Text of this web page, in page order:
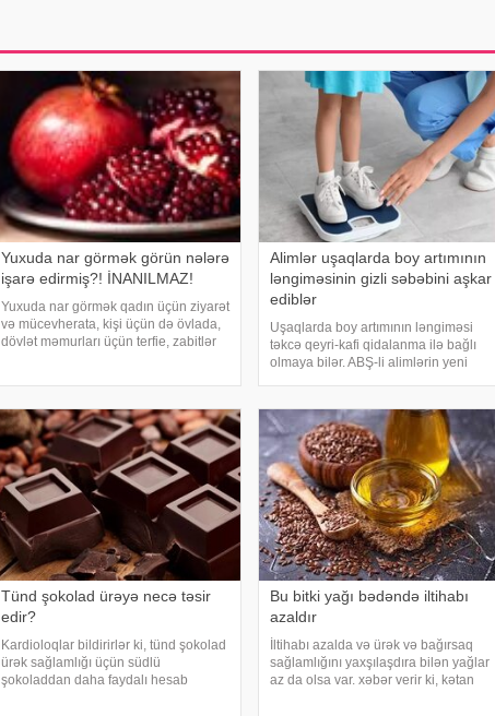
Yuxuda nar görmək görün nələrə
işarə edirmiş?! İNANILMAZ!
Yuxuda nar görmək qadın üçün ziyarət
və mücevherata, kişi üçün də övlada,
dövlət məmurları üçün terfie, zabitlər
Alimlər uşaqlarda boy artımının
ləngiməsinin gizli səbəbini aşkar
ediblər
Uşaqlarda boy artımının ləngiməsi
təkcə qeyri-kafi qidalanma ilə bağlı
olmaya bilər. ABŞ-li alimlərin yeni
hələ ana bətnində olarkən körpənin
inkişafın
Tünd şokolad ürəyə necə təsir
edir?
Kardioloqlar bildirirlər ki, tünd şokolad
ürək sağlamlığı üçün südlü
şokoladdan daha faydalı hesab
Bu bitki yağı bədəndə iltihabı
azaldır
İltihabı azalda və ürək və bağırsaq
sağlamlığını yaxşılaşdıra bilən yağlar
az da olsa var. xəbər verir ki, kətan